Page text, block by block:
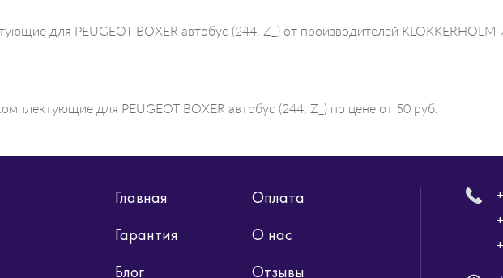
для PEUGEOT BOXER автобус (244, Z_) от производителей KLOKKERHOLM
для PEUGEOT BOXER автобус (244, Z_) по цене от 50 руб.
Главная
Оплата
Гарантия
О нас
Блог
Отзывы